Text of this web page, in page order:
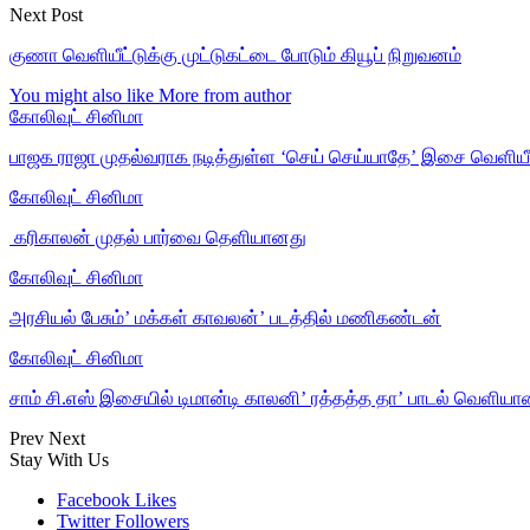
Next Post
குணா வெளியீட்டுக்கு முட்டுகட்டை போடும் கியூப் நிறுவனம்
You might also like More from author
கோலிவுட் சினிமா
பாஜக ராஜா முதல்வராக நடித்துள்ள ‘செய் செய்யாதே’ இசை
கோலிவுட் சினிமா
‎ கரிகாலன் முதல் பார்வை தெளியானது
கோலிவுட் சினிமா
அரசியல் பேசும்’ மக்கள் காவலன்’ படத்தில் மணிகண்டன்
கோலிவுட் சினிமா
சாம் சி.எஸ் இசையில் டிமான்டி காலனி’ ரத்தத்த தா’ பாடல்
Prev Next
Stay With Us
Facebook Likes
Twitter Followers